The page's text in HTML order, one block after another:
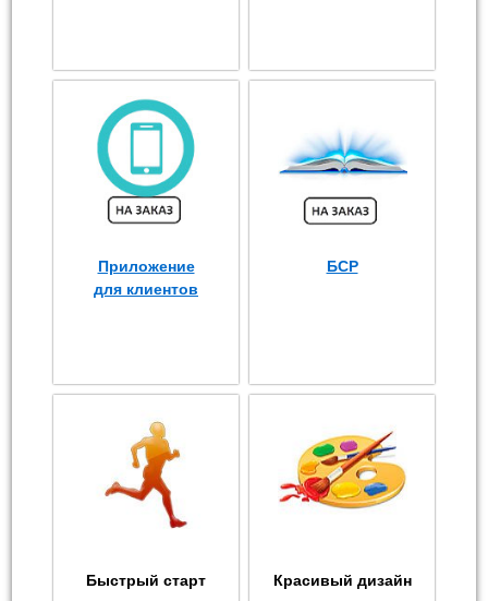
Приложение
для клиентов
БСР
Быстрый старт Красивый дизайн